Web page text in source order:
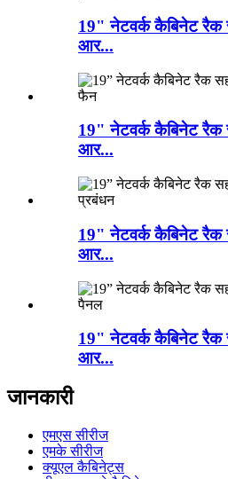
19" नेटवर्क कैबिनेट
आर...
19" नेटवर्क कैबिनेट
आर...
19" नेटवर्क कैबिनेट
आर...
19" नेटवर्क कैबिनेट
आर...
जानकारी
एमएस सीरीज
एमके सीरीज
क्यूएल कैबिनेट्स